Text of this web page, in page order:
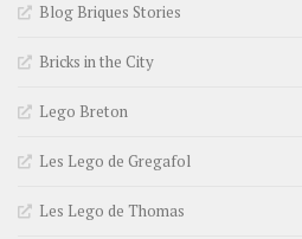
Blog Briques Stories
Bricks in the City
Lego Breton
Les Lego de Gregafol
Les Lego de Thomas